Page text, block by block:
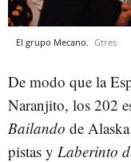
El grupo Mecano. Gtres
De modo que la
Naranjito, los 202
Bailando de
pistas y Laberinto